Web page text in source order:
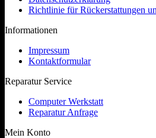
Richtlinie für Rückerstattungen
Informationen
Impressum
Kontaktformular
Reparatur Service
Computer Werkstatt
Reparatur Anfrage
Mein Konto